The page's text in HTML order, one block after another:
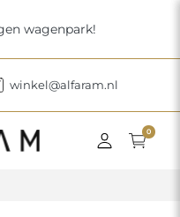
wagenpark!
winkel@alfaram.nl
0